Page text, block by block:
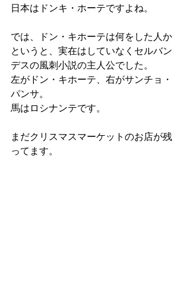
日本はドンキ・ホーテですよね。
では、ドン・キホーテは何をした人か
というと、実在はしていなくセルバン
デスの風刺小説の主人公でした。
左がドン・キホーテ、右がサンチョ・
パンサ。
馬はロシナンテです。
まだクリスマスマーケットのお店が残
ってます。